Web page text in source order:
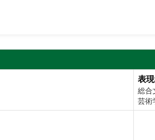
表
総合
芸術